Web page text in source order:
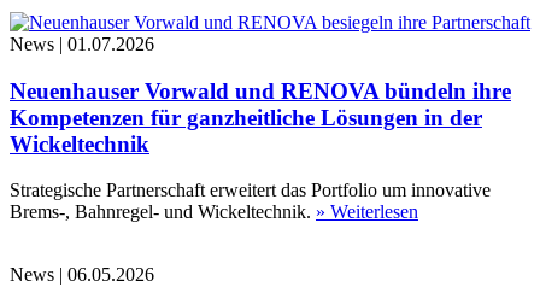
News | 01.07.2026
Neuenhauser Vorwald und RENOVA bündeln ihre
Kompetenzen für ganzheitliche Lösungen in der
Wickeltechnik
Strategische Partnerschaft erweitert das Portfolio um innovative
Brems-, Bahnregel- und Wickeltechnik. » Weiterlesen
News | 06.05.2026